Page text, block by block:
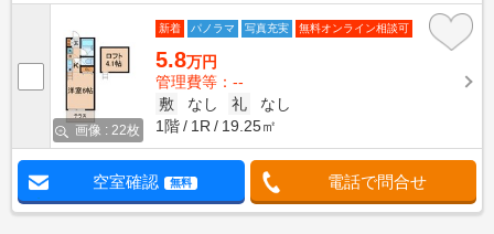
画像 : 22枚
新着 パノラマ 写真充実 無料オンライン相談可
5.8万円
管理費等：--
敷
なし 礼
なし
1階
1R 19.25㎡
空室確認 無料 電話で問合せ